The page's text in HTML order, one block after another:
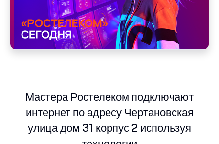
Мастера Ростелеком подключают
интернет по адресу Чертановская
улица дом 31 корпус 2 используя